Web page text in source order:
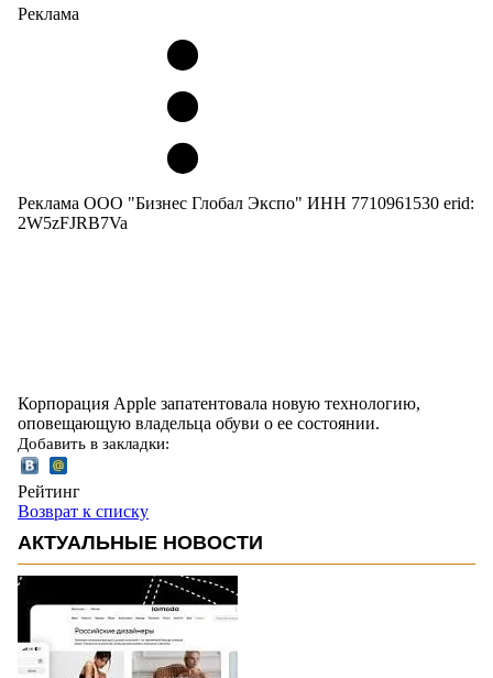
Реклама
Реклама ООО "Бизнес Глобал Экспо" ИНН 7710961530 erid:
2W5zFJRB7Va
Корпорация Apple запатентовала новую технологию,
оповещающую владельца обуви о ее состоянии.
Добавить в закладки:
Рейтинг
Возврат к списку
АКТУАЛЬНЫЕ НОВОСТИ